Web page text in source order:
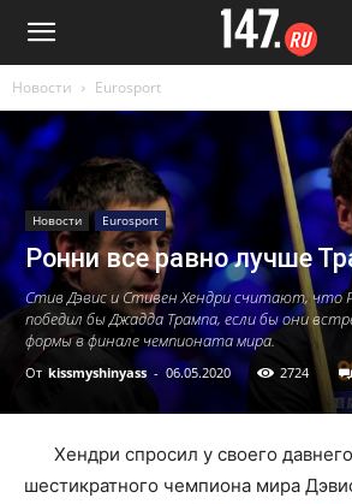
Новости Eurosport
Новости Eurosport
Ронни все равно лучше
Стив Дэвис и Стивен Хендри считают, что
победил бы Джадда Трампа, если бы они
формы в финале чемпионата мира.
От kissmyshinyass - 06.05.2020 2724
Хендри спросил у своего
шестикратного чемпиона мира